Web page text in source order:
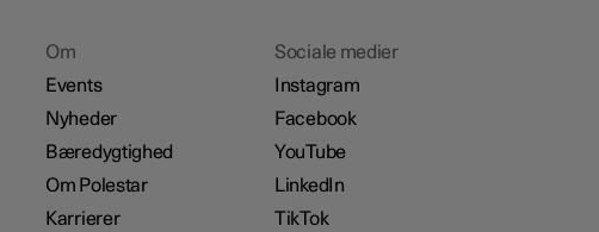
Om
Events
Nyheder
Bæredygtighed
Om Polestar
Karrierer
Sociale medier
Instagram
Facebook
YouTube
LinkedIn
TikTok